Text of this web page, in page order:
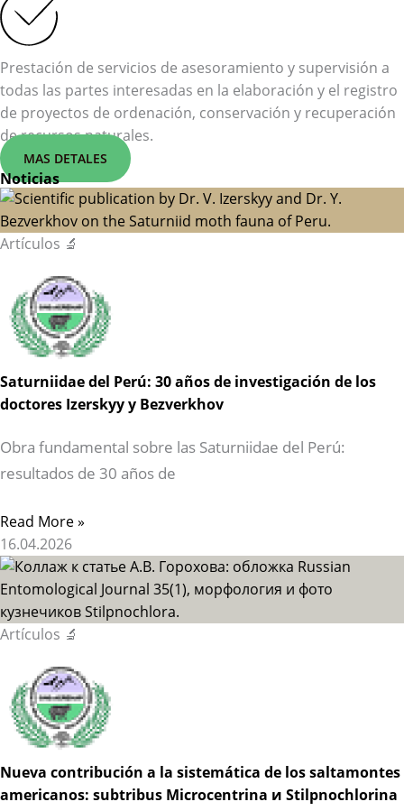
Prestación de servicios de asesoramiento y supervisión a
todas las partes interesadas en la elaboración y el registro
de proyectos de ordenación, conservación y recuperación
de recursos naturales.
MAS DETALES
Noticias
Artículos 🔬
Saturniidae del Perú: 30 años de investigación de los
doctores Izerskyy y Bezverkhov
Obra fundamental sobre las Saturniidae del Perú:
resultados de 30 años de
Read More »
16.04.2026
Artículos 🔬
Nueva contribución a la sistemática de los saltamontes
americanos: subtribus Microcentrina и Stilpnochlorina